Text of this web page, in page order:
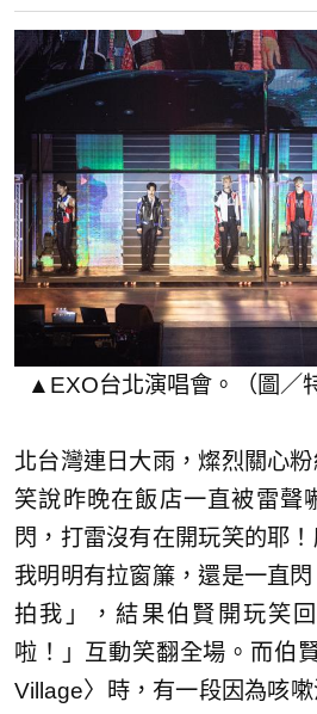
▲EXO台北演唱會。（圖／
北台灣連日大雨，燦烈關心
笑說昨晚在飯店一直被雷聲
閃，打雷沒有在開玩笑的耶
我明明有拉窗簾，還是一直
拍我」，結果伯賢開玩笑
啦！」互動笑翻全場。而伯
Village〉時，有一段因為咳